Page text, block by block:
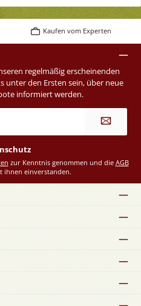
Kaufen vom Experten
regelmäßig erscheinenden
unter den Ersten sein, über neue
informiert werden.
zur Kenntnis genommen und die AGB
ihnen einverstanden.